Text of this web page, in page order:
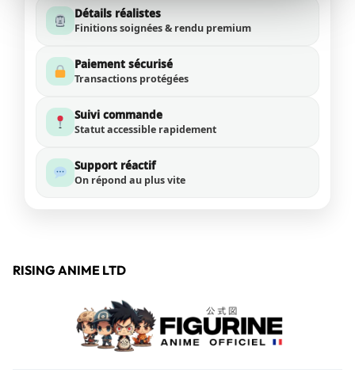
Détails réalistes
Finitions soignées & rendu premium
Paiement sécurisé
Transactions protégées
Suivi commande
Statut accessible rapidement
Support réactif
On répond au plus vite
RISING ANIME LTD